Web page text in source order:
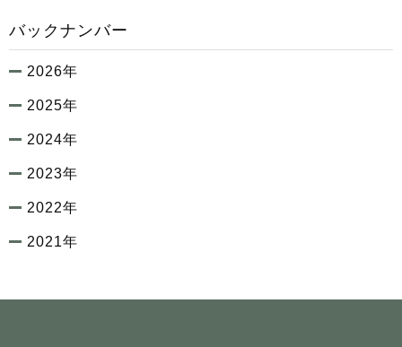
バックナンバー
2026年
2025年
2024年
2023年
2022年
2021年